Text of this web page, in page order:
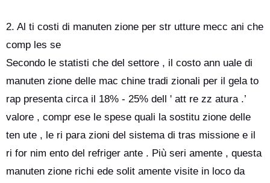
2. Al ti costi di manuten zione per str utture mecc ani che
comp les se
Secondo le statisti che del settore , il costo ann uale di
manuten zione delle mac chine tradi zionali per il gela to
rap presenta circa il 18% - 25% dell ' att re zz atura .’
valore , compr ese le spese quali la sostitu zione delle
ten ute , le ri para zioni del sistema di tras missione e il
ri for nim ento del refriger ante . Più seri amente , questa
manuten zione richi ede solit amente visite in loco da